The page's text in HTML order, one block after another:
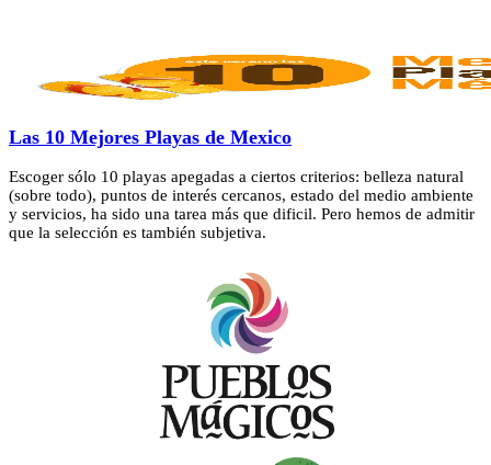
Las 10 Mejores Playas de Mexico
Escoger sólo 10 playas apegadas a ciertos criterios: belleza natural
(sobre todo), puntos de interés cercanos, estado del medio ambiente
y servicios, ha sido una tarea más que dificil. Pero hemos de admitir
que la selección es también subjetiva.